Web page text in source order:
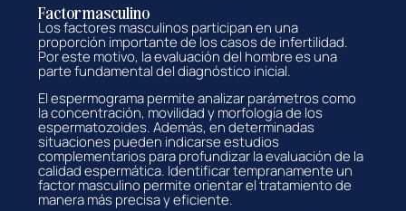
Factor masculino
Los factores masculinos participan en una
proporción importante de los casos de infertilidad.
Por este motivo, la evaluación del hombre es una
parte fundamental del diagnóstico inicial.
El espermograma permite analizar parámetros como
la concentración, movilidad y morfología de los
espermatozoides. Además, en determinadas
situaciones pueden indicarse estudios
complementarios para profundizar la evaluación de la
calidad espermática. Identificar tempranamente un
factor masculino permite orientar el tratamiento de
manera más precisa y eficiente.